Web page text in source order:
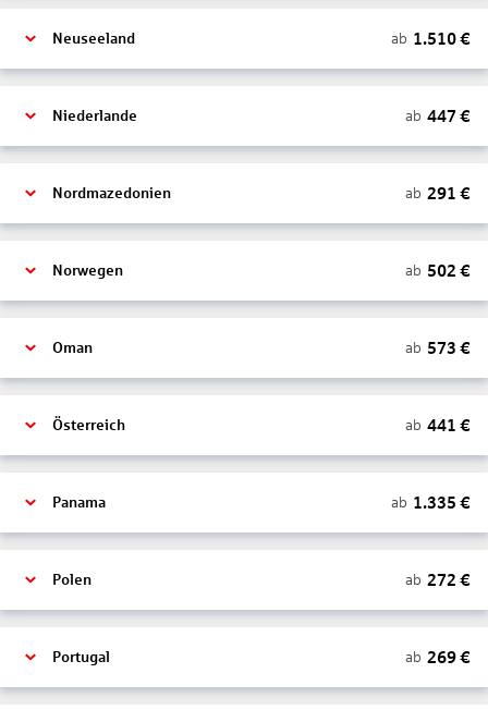
Neuseeland ab 1.510€
Niederlande ab 447 €
Nordmazedonien ab 291 €
Norwegen ab 502 €
Oman ab 573 €
Österreich ab 441 €
Panama ab 1.335 €
Polen ab 272 €
Portugal ab 269€